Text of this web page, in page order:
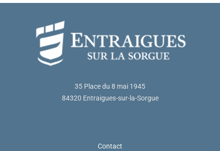
35 Place du 8 mai 1945
84320 Entraigues-sur-la-Sorgue
Contact